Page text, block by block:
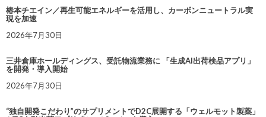
椿本チエイン／再生可能エネルギーを活用し、カーボンニュートラル実
現を加速
2026年7月30日
三井倉庫ホールディングス、受託物流業務に 「生成AI出荷検品アプリ」
を開発・導入開始
2026年7月30日
“独自開発こだわり”のサプリメントでD2C展開する「ウェルモット製薬」